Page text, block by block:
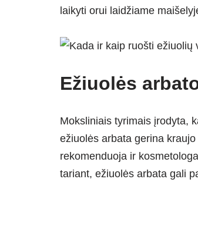
laikyti orui laidžiame
Ežiuolės
Moksliniais tyrimais įrodyta,
ežiuolės arbata gerina
rekomenduoja ir
tariant, ežiuolės arbata gali